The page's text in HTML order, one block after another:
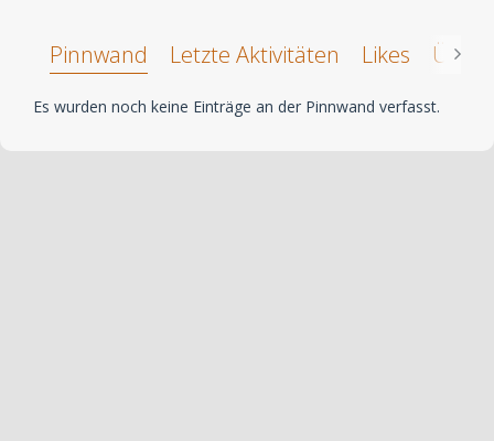
Pinnwand Letzte Aktivitäten Likes Über
Es wurden noch keine Einträge an der Pinnwand verfasst.